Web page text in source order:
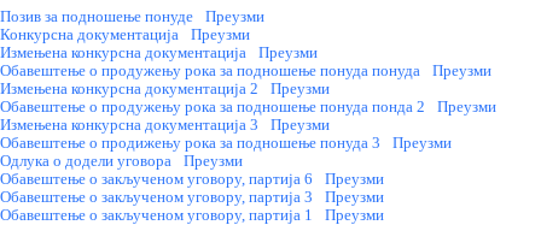
Позив за подношење понуде
Преузми
Конкурсна документација
Преузми
Измењена конкурсна документација
Преузми
Обавештење о продужењу рока за подношење понуда понуда
Преузми
Измењена конкурсна документација 2
Преузми
Обавештење о продужењу рока за подношење понуда понда 2
Преузми
Измењена конкурсна документација 3
Преузми
Обавештење о продижењу рока за подношење понуда 3
Преузми
Одлука о додели уговора
Преузми
Oбавештење о закљученом уговору, партија 6
Преузми
Обавештење о закљученом уговору, партија 3
Преузми
Обавештење о закљученом уговору, партија 1
Преузми